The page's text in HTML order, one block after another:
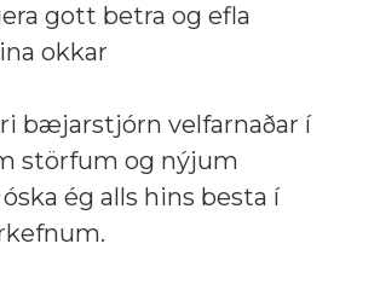
gott betra og efla
okkar
bæjarstjórn velfarnaðar í
störfum og nýjum
ég alls hins besta í